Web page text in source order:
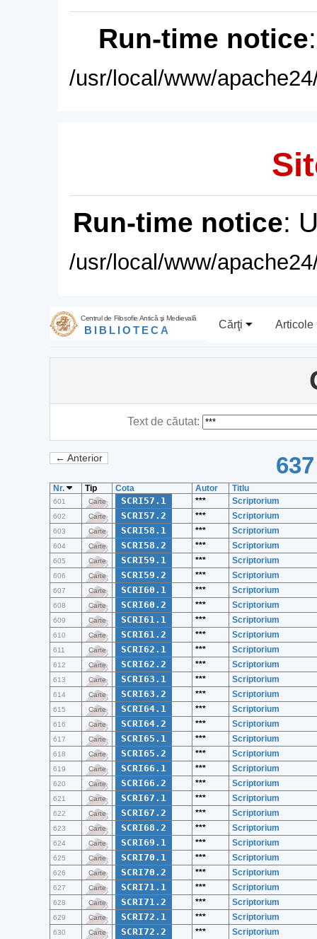
Run-time notice
/usr/local/www/
Run-time notice:
/usr/local/www/
Centrul de Filosofie Antică şi Medievală
BIBLIOTECA Cărţi Articole
Text de căutat:
← Anterior
Nr. Tip Cota Autor Titlu
601 Carte SCRI57.1 *** Scriptorium
602 Carte SCRI57.2 *** Scriptorium
603 Carte SCRI58.1 *** Scriptorium
604 Carte SCRI58.2 *** Scriptorium
605 Carte SCRI59.1 *** Scriptorium
606 Carte SCRI59.2 *** Scriptorium
607 Carte SCRI60.1 *** Scriptorium
608 Carte SCRI60.2 *** Scriptorium
609 Carte SCRI61.1 *** Scriptorium
610 Carte SCRI61.2 *** Scriptorium
611 Carte SCRI62.1 *** Scriptorium
612 Carte SCRI62.2 *** Scriptorium
613 Carte SCRI63.1 *** Scriptorium
614 Carte SCRI63.2 *** Scriptorium
615 Carte SCRI64.1 *** Scriptorium
616 Carte SCRI64.2 *** Scriptorium
617 Carte SCRI65.1 *** Scriptorium
618 Carte SCRI65.2 *** Scriptorium
619 Carte SCRI66.1 *** Scriptorium
620 Carte SCRI66.2 *** Scriptorium
621 Carte SCRI67.1 *** Scriptorium
622 Carte SCRI67.2 *** Scriptorium
623 Carte SCRI68.2 *** Scriptorium
624 Carte SCRI69.1 *** Scriptorium
625 Carte SCRI70.1 *** Scriptorium
626 Carte SCRI70.2 *** Scriptorium
627 Carte SCRI71.1 *** Scriptorium
628 Carte SCRI71.2 *** Scriptorium
629 Carte SCRI72.1 *** Scriptorium
630 Carte SCRI72.2 *** Scriptorium